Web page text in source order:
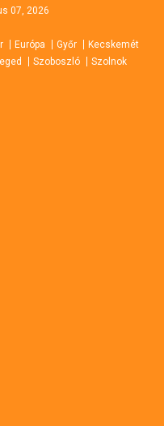
07, 2026
Európa Győr
Kecskemét
Szoboszló Szolnok